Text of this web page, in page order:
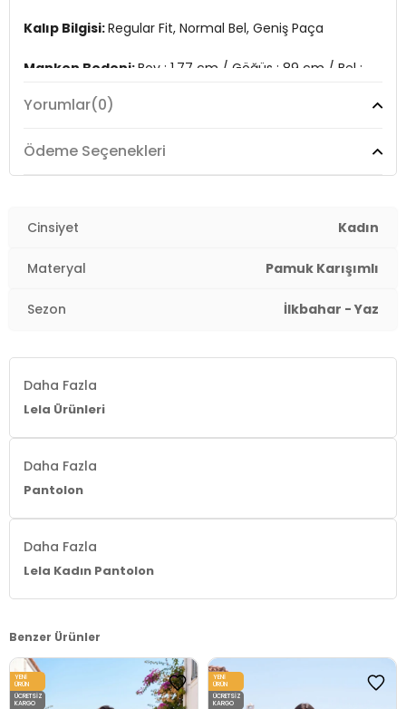
Kalıp Bilgisi:Regular Fit, Normal Bel, Geniş Paça
Manken Bedeni:Boy : 1.77 cm / Göğüs : 89 cm / Bel :
2DY5866030.07
Yorumlar(0)
Ödeme Seçenekleri
Cinsiyet Kadın
Materyal Pamuk Karışımlı
Sezon İlkbahar - Yaz
Daha Fazla
Lela Ürünleri
Daha Fazla
Pantolon
Daha Fazla
Lela Kadın Pantolon
Benzer Ürünler
YENI
ÜRÜN
ÜCRETSIZ
KARGO
YENI
ÜRÜN
ÜCRETSIZ
KARGO